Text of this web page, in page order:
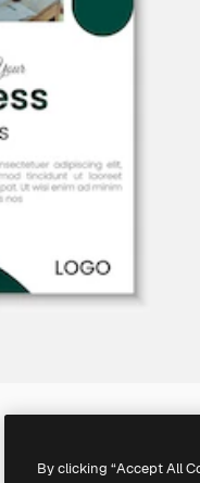
By clicking “Accept All